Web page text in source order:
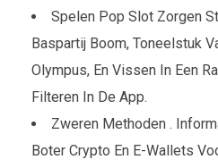
Spelen Pop Slot Zorgen
Baspartij Boom, Toneelstuk
Olympus, En Vissen In Een
Filteren In De App.
Zweren Methoden .
Boter Crypto En E-Wallets